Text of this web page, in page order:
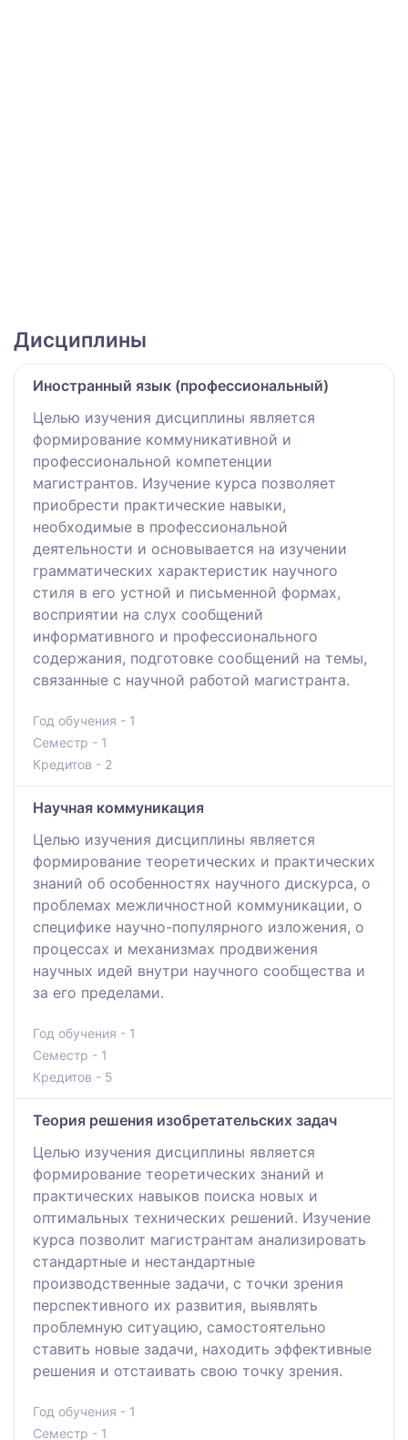
Дисциплины
Иностранный язык (профессиональный)
Целью изучения дисциплины является
формирование коммуникативной и
профессиональной компетенции
магистрантов. Изучение курса позволяет
приобрести практические навыки,
необходимые в профессиональной
деятельности и основывается на изучении
грамматических характеристик научного
стиля в его устной и письменной формах,
восприятии на слух сообщений
информативного и профессионального
содержания, подготовке сообщений на темы,
связанные с научной работой магистранта.
Год обучения - 1
Семестр - 1
Кредитов - 2
Научная коммуникация
Целью изучения дисциплины является
формирование теоретических и практических
знаний об особенностях научного дискурса, о
проблемах межличностной коммуникации, о
специфике научно-популярного изложения, о
процессах и механизмах продвижения
научных идей внутри научного сообщества и
за его пределами.
Год обучения - 1
Семестр - 1
Кредитов - 5
Теория решения изобретательских задач
Целью изучения дисциплины является
формирование теоретических знаний и
практических навыков поиска новых и
оптимальных технических решений. Изучение
курса позволит магистрантам анализировать
стандартные и нестандартные
производственные задачи, с точки зрения
перспективного их развития, выявлять
проблемную ситуацию, самостоятельно
ставить новые задачи, находить эффективные
решения и отстаивать свою точку зрения.
Год обучения - 1
Семестр - 1